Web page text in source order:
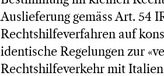
Auslieferung gemäss Art. 54
Rechtshilfeverfahren auf
identische Regelungen zur
Rechtshilfeverkehr mit Italien